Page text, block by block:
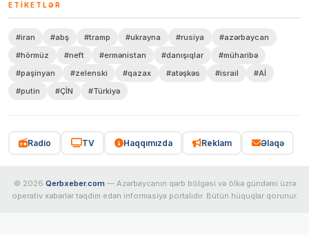
ETIKETLƏR
#iran #abş #tramp #ukrayna #rusiya
#azərbaycan
#hörmüz
#neft #ermənistan #danışıqlar
#müharibə
#paşinyan
#zelenski #qazax #atəşkəs #israil
#Aİ
#putin
#ÇİN #Türkiyə
Radio TV Haqqımızda Reklam Əlaqə
© 2026 Qerbxeber.com — Azərbaycanın qərb bölgəsi və ölkə gündəmi üzrə
operativ xəbərlər təqdim edən informasiya portalıdır. Bütün hüquqlar qorunur.